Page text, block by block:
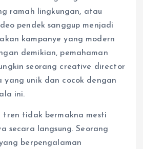
ramah lingkungan, atau
pendek sanggup menjadi
kampanye yang modern
demikian, pemahaman
seorang creative director
yang unik dan cocok dengan
ini.
tren tidak bermakna mesti
secara langsung. Seorang
berpengalaman